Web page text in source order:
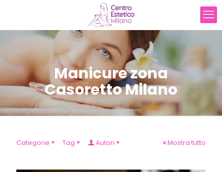
Manicure zona
Casoretto Milano
Categorie Tag Autori Mostra tutto